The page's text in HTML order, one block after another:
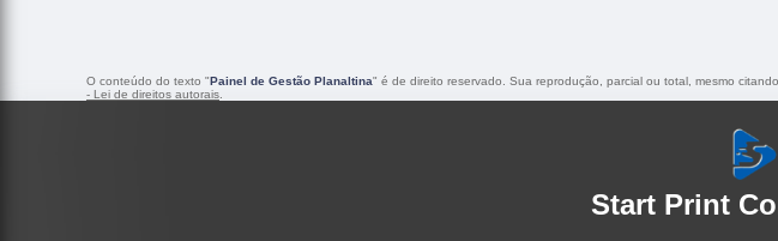
O conteúdo do texto "Painel de Gestão Planaltina" é de direito reservado. Sua reprodução, parcial ou total, mesmo
- Lei de direitos autorais
Start Print